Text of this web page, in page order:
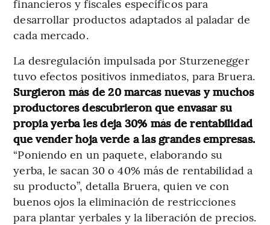
financieros y fiscales específicos para
desarrollar productos adaptados al paladar de
cada mercado.
La desregulación impulsada por Sturzenegger
tuvo efectos positivos inmediatos, para Bruera.
Surgieron más de 20 marcas nuevas y muchos
productores descubrieron que envasar su
propia yerba les deja 30% más de rentabilidad
que vender hoja verde a las grandes empresas.
“Poniendo en un paquete, elaborando su
yerba, le sacan 30 o 40% más de rentabilidad a
su producto”, detalla Bruera, quien ve con
buenos ojos la eliminación de restricciones
para plantar yerbales y la liberación de precios.